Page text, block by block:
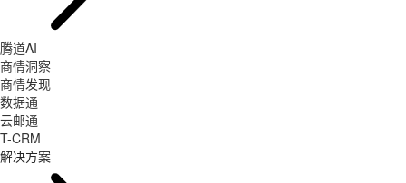
腾道AI
商情洞察
商情发现
数据通
云邮通
T-CRM
解决方案